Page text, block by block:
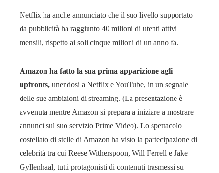
Netflix ha anche annunciato che il suo livello supportato
da pubblicità ha raggiunto 40 milioni di utenti attivi
mensili, rispetto ai soli cinque milioni di un anno fa.
Amazon ha fatto la sua prima apparizione agli
upfronts, unendosi a Netflix e YouTube, in un segnale
delle sue ambizioni di streaming. (La presentazione è
avvenuta mentre Amazon si prepara a iniziare a mostrare
annunci sul suo servizio Prime Video). Lo spettacolo
costellato di stelle di Amazon ha visto la partecipazione di
celebrità tra cui Reese Witherspoon, Will Ferrell e Jake
Gyllenhaal, tutti protagonisti di contenuti trasmessi su